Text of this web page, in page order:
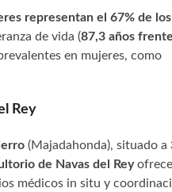
representan el 67% de los
de vida (87,3 años
en mujeres, como
Rey
(Majadahonda), situado a
de Navas del Rey
médicos in situ y